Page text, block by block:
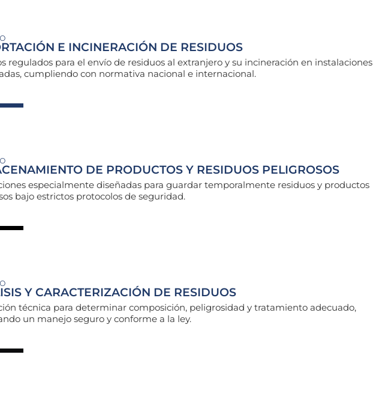
E INCINERACIÓN DE RESIDUOS
regulados para el envío de residuos al extranjero y su incineración en instalaciones
cumpliendo con normativa nacional e internacional.
DE PRODUCTOS Y RESIDUOS PELIGROSOS
especialmente diseñadas para guardar temporalmente residuos y productos
bajo estrictos protocolos de seguridad.
Y CARACTERIZACIÓN DE RESIDUOS
técnica para determinar composición, peligrosidad y tratamiento adecuado,
un manejo seguro y conforme a la ley.